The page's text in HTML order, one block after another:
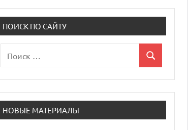
ПОИСК ПО САЙТУ
для:
Поиск
НОВЫЕ МАТЕРИАЛЫ